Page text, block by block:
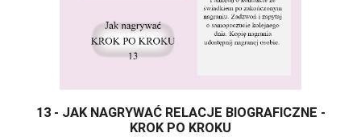
13 - JAK NAGRYWAĆ RELACJE BIOGRAFICZNE -
KROK PO KROKU